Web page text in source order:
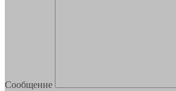
Сообщение